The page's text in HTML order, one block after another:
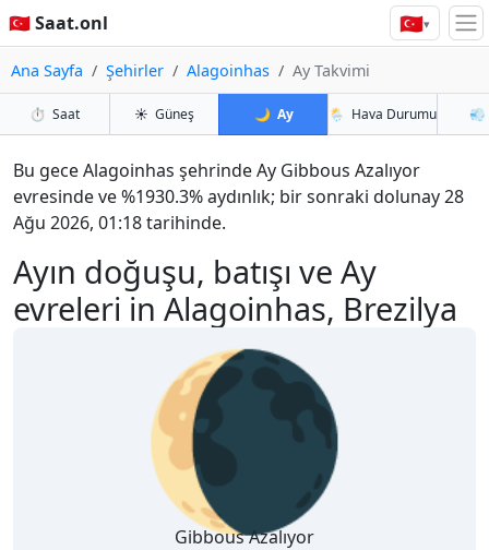
🇹🇷 Saat.onl 🇹🇷▾
Ana Sayfa Şehirler Alagoinhas Ay Takvimi
⏱️ Saat ☀️ Güneş 🌙 Ay 🌦️ Hava Durumu 💨
Ayın doğuşu, batışı ve Ay
evreleri in Alagoinhas, Brezilya
Bu gece Alagoinhas şehrinde Ay Gibbous Azalıyor
evresinde ve %1930.3% aydınlık; bir sonraki dolunay 28
Ağu 2026, 01:18 tarihinde.
🌘
Gibbous Azalıyor